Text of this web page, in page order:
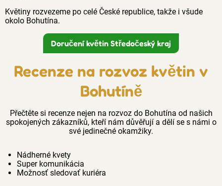
Květiny rozvezeme po celé České republice, takže i všude
okolo Bohutína.
Doručení květin Středočeský kraj
Recenze na rozvoz květin v
Bohutíně
Přečtěte si recenze nejen na rozvoz do Bohutína od našich
spokojených zákazníků, kteří nám důvěřují a dělí se s námi o
své jedinečné okamžiky.
Nádherné kvety
Super komunikácia
Možnosť sledovať kuriéra